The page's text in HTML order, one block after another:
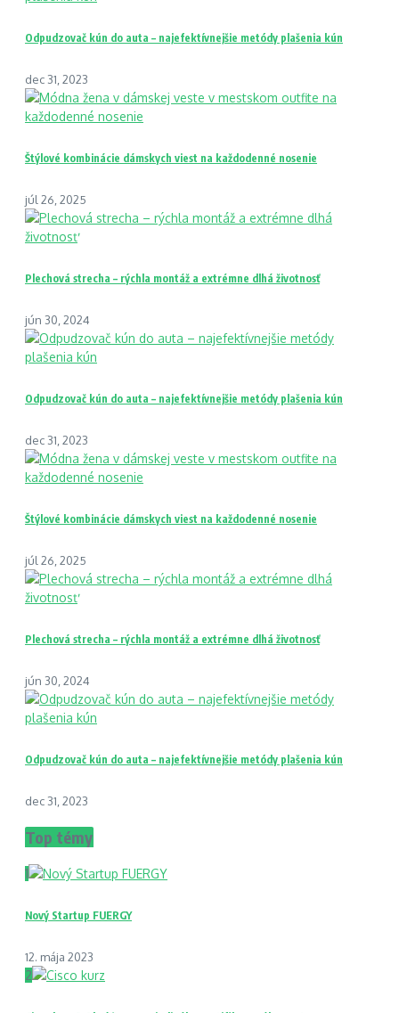
Odpudzovač kún do auta – najefektívnejšie metódy plašenia kún
dec 31, 2023
Štýlové kombinácie dámskych viest na každodenné nosenie
júl 26, 2025
Plechová strecha – rýchla montáž a extrémne dlhá životnosť
jún 30, 2024
Odpudzovač kún do auta – najefektívnejšie metódy plašenia kún
dec 31, 2023
Štýlové kombinácie dámskych viest na každodenné nosenie
júl 26, 2025
Plechová strecha – rýchla montáž a extrémne dlhá životnosť
jún 30, 2024
Odpudzovač kún do auta – najefektívnejšie metódy plašenia kún
dec 31, 2023
Top témy
1
Nový Startup FUERGY
12. mája 2023
2